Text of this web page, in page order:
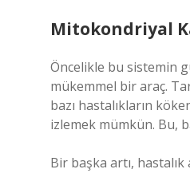
Mitokondriyal
Öncelikle bu sistemin
mükemmel bir araç.
bazı hastalıkların
izlemek mümkün. Bu,
Bir başka artı,